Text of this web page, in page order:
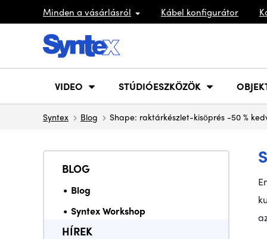
Minden a vásárlásról Kábel konfigurátor
VIDEO STÚDIÓESZKÖZÖK
Syntex Blog Shape: raktárkészlet-kisöprés -50 %
BLOG
Blog
Syntex Workshop
HÍREK